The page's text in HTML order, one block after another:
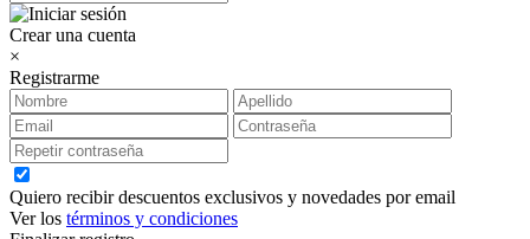
Crear una cuenta
×
Registrarme
Quiero recibir descuentos exclusivos y novedades por email
Ver los términos y condiciones